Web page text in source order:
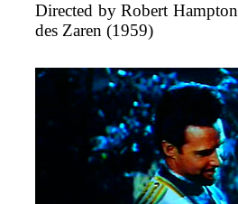
Directed by Robert
des Zaren (1959)